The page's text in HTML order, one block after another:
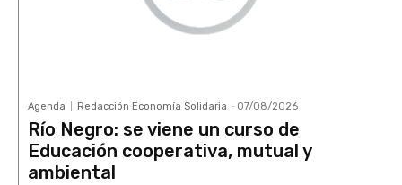
Agenda Redacción Economía Solidaria - 07/08/2026
Río Negro: se viene un curso de
Educación cooperativa, mutual y
ambiental